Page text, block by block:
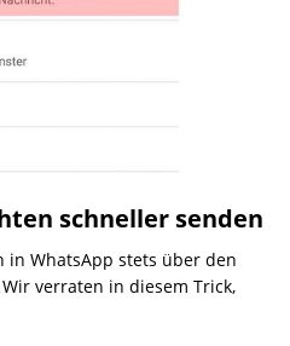
schneller senden
in WhatsApp stets über den
verraten in diesem Trick,